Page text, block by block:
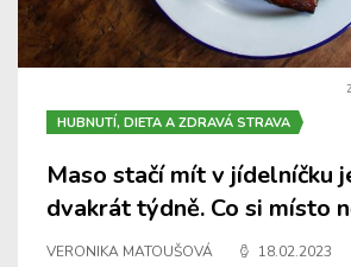
HUBNUTÍ, DIETA A ZDRAVÁ STRAVA
Maso stačí mít v jídelníčku
dvakrát týdně. Co si místo
VERONIKA MATOUŠOVÁ 18.02.2023